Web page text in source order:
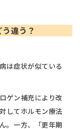
違う？
は症状が似ている
ゲン補充により改
してホルモン療法
。一方、「更年期